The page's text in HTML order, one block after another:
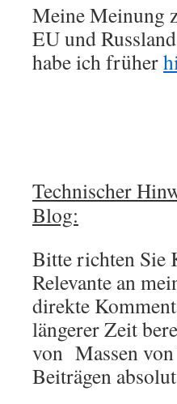
Meine Meinung
EU und
habe ich früher
Technischer
Blog:
Bitte richten Sie
Relevante an
direkte
längerer Zeit
von Massen
Beiträgen